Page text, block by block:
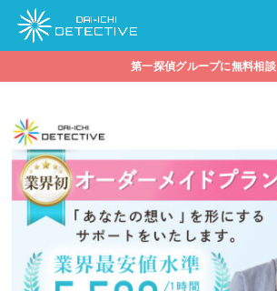
第一探偵グループに無料相談